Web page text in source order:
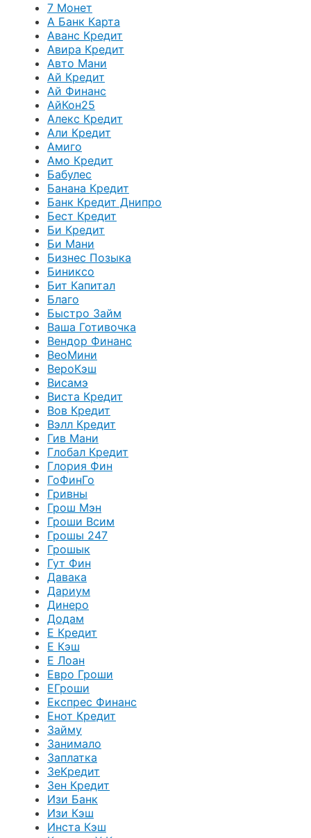
7 Монет
А Банк Карта
Аванс Кредит
Авира Кредит
Авто Мани
Ай Кредит
Ай Финанс
АйКон25
Алекс Кредит
Али Кредит
Амиго
Амо Кредит
Бабулес
Банана Кредит
Банк Кредит Днипро
Бест Кредит
Би Кредит
Би Мани
Бизнес Позыка
Биниксо
Бит Капитал
Благо
Быстро Займ
Ваша Готивочка
Вендор Финанс
ВеоМини
ВероКэш
Висамэ
Виста Кредит
Вов Кредит
Вэлл Кредит
Гив Мани
Глобал Кредит
Глория Фин
ГоФинГо
Гривны
Грош Мэн
Гроши Всим
Грошы 247
Грошык
Гут Фин
Давака
Дариум
Динеро
Додам
Е Кредит
Е Кэш
Е Лоан
Евро Гроши
ЕГроши
Експрес Финанс
Енот Кредит
Займу
Занимало
Заплатка
ЗеКредит
Зен Кредит
Изи Банк
Изи Кэш
Инста Кэш